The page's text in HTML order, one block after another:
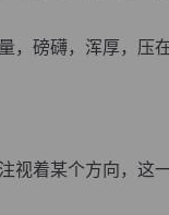
磅礴，浑厚，压
着某个方向，这